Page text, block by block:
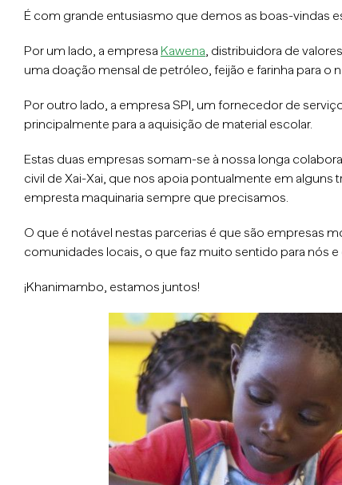
É com grande entusiasmo que demos as boas-vindas
Por um lado, a empresa Kawena, distribuidora de
uma doação mensal de petróleo, feijão e farinha para o
Por outro lado, a empresa SPI, um fornecedor de
principalmente para a aquisição de material escolar.
Estas duas empresas somam-se à nossa longa
civil de Xai-Xai, que nos apoia pontualmente em
empresta maquinaria sempre que precisamos.
O que é notável nestas parcerias é que são empresas
comunidades locais, o que faz muito sentido para nós
¡Khanimambo, estamos juntos!